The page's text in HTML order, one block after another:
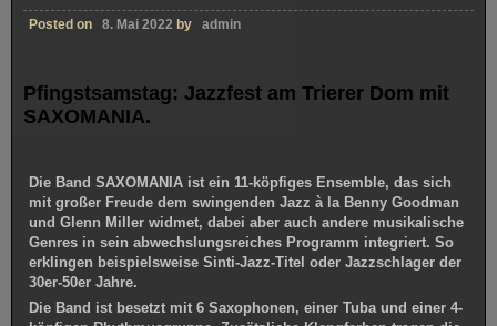
Posted on 8. Mai 2022 by admin
Pfingstsamstag: Jazzfest am Trierer Dom mit
SAXOMANIA.
Die Band SAXOMANIA ist ein 11-köpfiges Ensemble, das sich
mit großer Freude dem swingenden Jazz à la Benny Goodman
und Glenn Miller widmet, dabei aber auch andere musikalische
Genres in sein abwechslungsreiches Programm integriert. So
erklingen beispielsweise Sinti-Jazz-Titel oder Jazzschlager der
30er-50er Jahre.
Die Band ist besetzt mit 6 Saxophonen, einer Tuba und einer 4-